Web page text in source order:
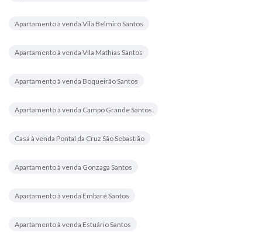
Apartamento à venda Vila Belmiro Santos
Apartamento à venda Vila Mathias Santos
Apartamento à venda Boqueirão Santos
Apartamento à venda Campo Grande Santos
Casa à venda Pontal da Cruz São Sebastião
Apartamento à venda Gonzaga Santos
Apartamento à venda Embaré Santos
Apartamento à venda Estuário Santos